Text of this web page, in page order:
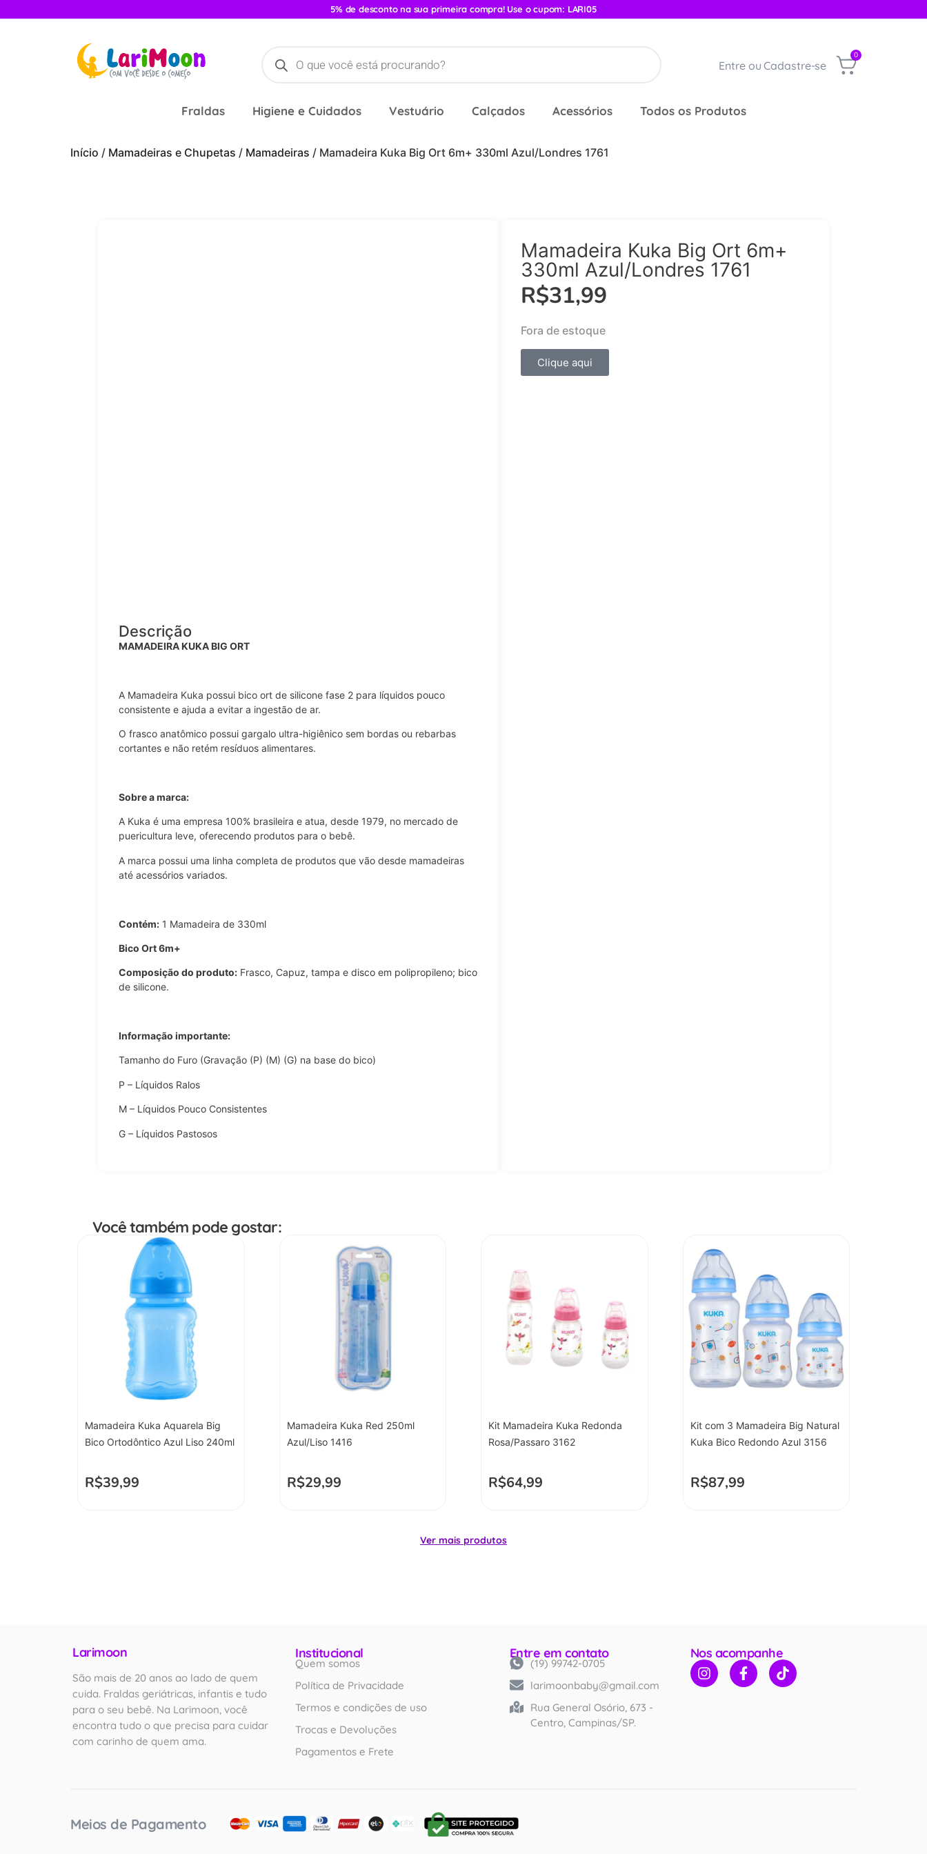
5% de desconto na sua primeira compra! Use o cupom: LARI05
Entre ou Cadastre-se
0
Fraldas Higiene e Cuidados Vestuário Calçados Acessórios Todos os Produtos
Início / Mamadeiras e Chupetas / Mamadeiras / Mamadeira Kuka Big Ort 6m+ 330ml Azul/Londres 1761
Descrição
MAMADEIRA KUKA BIG ORT
A Mamadeira Kuka possui bico ort de silicone fase 2 para líquidos pouco
consistente e ajuda a evitar a ingestão de ar.
O frasco anatômico possui gargalo ultra-higiênico sem bordas ou rebarbas
cortantes e não retém resíduos alimentares.
Sobre a marca:
A Kuka é uma empresa 100% brasileira e atua, desde 1979, no mercado de
puericultura leve, oferecendo produtos para o bebê.
A marca possui uma linha completa de produtos que vão desde mamadeiras
até acessórios variados.
Contém: 1 Mamadeira de 330ml
Bico Ort 6m+
Composição do produto: Frasco, Capuz, tampa e disco em polipropileno; bico
de silicone.
Informação importante:
Tamanho do Furo (Gravação (P) (M) (G) na base do bico)
P – Líquidos Ralos
M – Líquidos Pouco Consistentes
G – Líquidos Pastosos
Mamadeira Kuka Big Ort 6m+
330ml Azul/Londres 1761
R$31,99
Fora de estoque
Clique aqui
Você também pode gostar:
Mamadeira Kuka Aquarela Big
Bico Ortodôntico Azul Liso 240ml
R$39,99
Mamadeira Kuka Red 250ml
Azul/Liso 1416
R$29,99
Kit Mamadeira Kuka Redonda
Rosa/Passaro 3162
R$64,99
Kit com 3 Mamadeira Big Natural
Kuka Bico Redondo Azul 3156
R$87,99
Ver mais produtos
Larimoon
São mais de 20 anos ao lado de quem
cuida. Fraldas geriátricas, infantis e tudo
para o seu bebê. Na Larimoon, você
encontra tudo o que precisa para cuidar
com carinho de quem ama.
Institucional
Quem somos
Política de Privacidade
Termos e condições de uso
Trocas e Devoluções
Pagamentos e Frete
Entre em contato
(19) 99742-0705
larimoonbaby@gmail.com
Rua General Osório, 673 -
Centro, Campinas/SP.
Nos acompanhe
Meios de Pagamento